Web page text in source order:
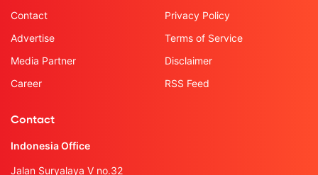
Contact
Advertise
Media Partner
Career
Privacy Policy
Terms of Service
Disclaimer
RSS Feed
Contact
Indonesia Office
Jalan Suryalaya V no.32